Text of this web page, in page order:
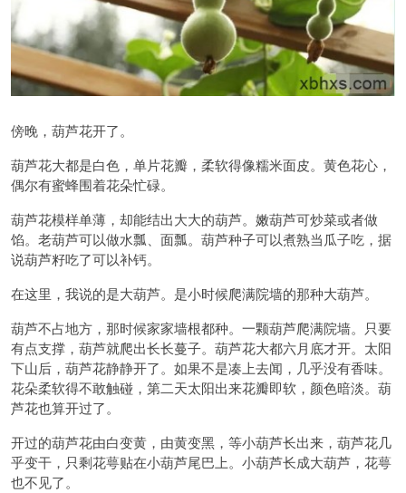
傍晚，葫芦花开了。
葫芦花大都是白色，单片花瓣，柔软得像糯米面皮。黄色花心，
偶尔有蜜蜂围着花朵忙碌。
葫芦花模样单薄，却能结出大大的葫芦。嫩葫芦可炒菜或者做
馅。老葫芦可以做水瓢、面瓢。葫芦种子可以煮熟当瓜子吃，据
说葫芦籽吃了可以补钙。
在这里，我说的是大葫芦。是小时候爬满院墙的那种大葫芦。
葫芦不占地方，那时候家家墙根都种。一颗葫芦爬满院墙。只要
有点支撑，葫芦就爬出长长蔓子。葫芦花大都六月底才开。太阳
下山后，葫芦花静静开了。如果不是凑上去闻，几乎没有香味。
花朵柔软得不敢触碰，第二天太阳出来花瓣即软，颜色暗淡。葫
芦花也算开过了。
开过的葫芦花由白变黄，由黄变黑，等小葫芦长出来，葫芦花几
乎变干，只剩花萼贴在小葫芦尾巴上。小葫芦长成大葫芦，花萼
也不见了。